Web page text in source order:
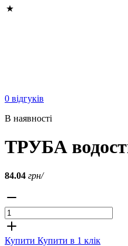
0 відгуків
В наявності
ТРУБА
84.04 грн/
Купити Купити в 1 клік